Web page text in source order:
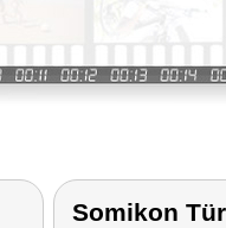
Somikon